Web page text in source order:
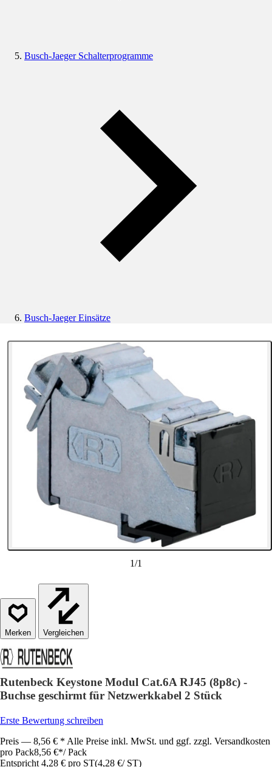
Busch-Jaeger Schalterprogramme
Busch-Jaeger Einsätze
1/1
Vergleichen
Rutenbeck Keystone Modul Cat.6A RJ45 (8p8c) -
Buchse geschirmt für Netzwerkkabel 2 Stück
Erste Bewertung schreiben
Preis — 8,56 € * Alle Preise inkl. MwSt. und ggf. zzgl. Versandkosten
pro Pack8,56 €*/ Pack
Entspricht 4,28 € pro ST(4,28 €/ ST)